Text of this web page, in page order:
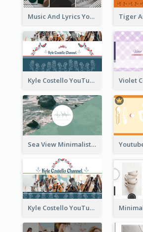
Music And Lyrics YouTube Channel Art
Kyle Costello YouTube Channel Art (viewable on all devices)
Sea View Minimalist Logo YouTube Channel Art
Kyle Costello YouTube Channel Art